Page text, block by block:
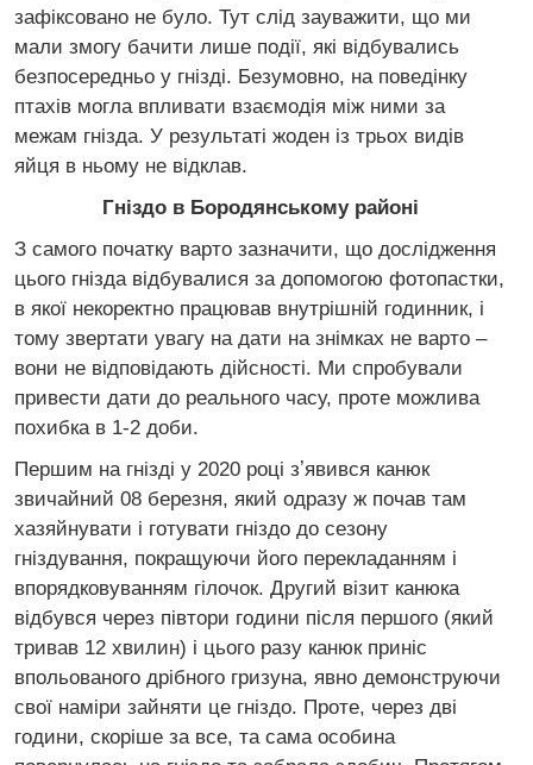
зафіксовано не було. Тут слід зауважити, що ми
мали змогу бачити лише події, які відбувались
безпосередньо у гнізді. Безумовно, на поведінку
птахів могла впливати взаємодія між ними за
межам гнізда. У результаті жоден із трьох видів
яйця в ньому не відклав.
Гніздо в Бородянському районі
З самого початку варто зазначити, що дослідження
цього гнізда відбувалися за допомогою фотопастки,
в якої некоректно працював внутрішній годинник, і
тому звертати увагу на дати на знімках не варто –
вони не відповідають дійсності. Ми спробували
привести дати до реального часу, проте можлива
похибка в 1-2 доби.
Першим на гнізді у 2020 році зʼявився канюк
звичайний 08 березня, який одразу ж почав там
хазяйнувати і готувати гніздо до сезону
гніздування, покращуючи його перекладанням і
впорядковуванням гілочок. Другий візит канюка
відбувся через півтори години після першого (який
тривав 12 хвилин) і цього разу канюк приніс
впольованого дрібного гризуна, явно демонструючи
свої наміри зайняти це гніздо. Проте, через дві
години, скоріше за все, та сама особина